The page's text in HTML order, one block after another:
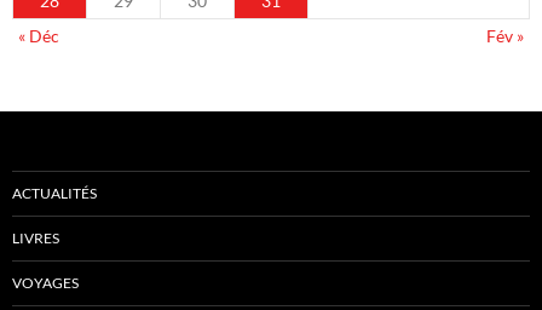
« Déc
Fév »
ACTUALITÉS
LIVRES
VOYAGES